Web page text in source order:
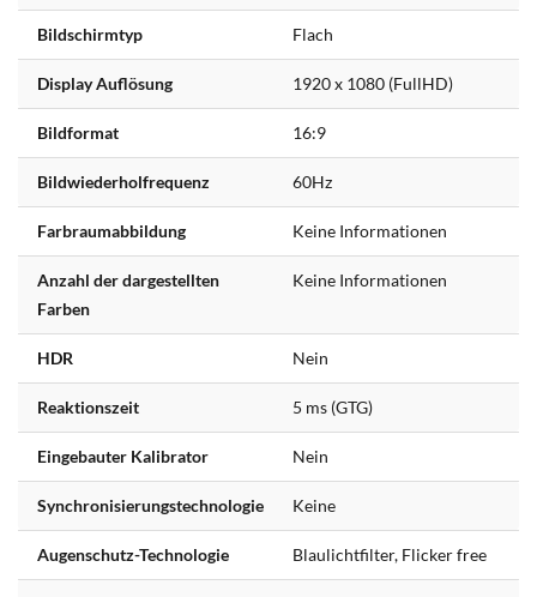
Bildschirmtyp Flach
Display Auflösung 1920 x 1080 (FullHD)
Bildformat 16:9
Bildwiederholfrequenz 60Hz
Farbraumabbildung Keine Informationen
Anzahl der dargestellten
Farben
Keine Informationen
HDR Nein
Reaktionszeit 5 ms (GTG)
Eingebauter Kalibrator Nein
Synchronisierungstechnologie Keine
Augenschutz-Technologie Blaulichtfilter, Flicker free